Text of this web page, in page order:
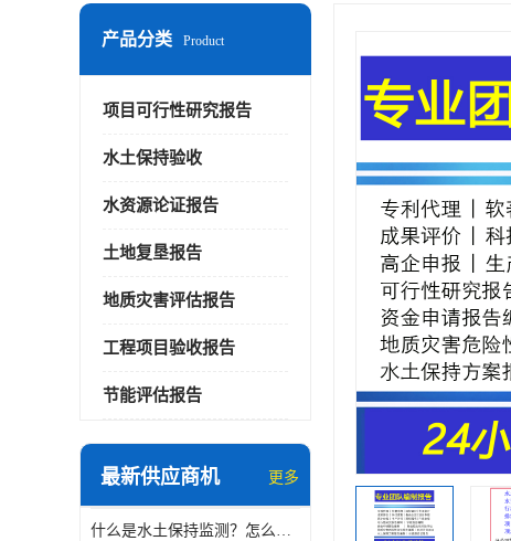
产品分类 Product
项目可行性研究报告
水土保持验收
水资源论证报告
土地复垦报告
地质灾害评估报告
工程项目验收报告
节能评估报告
最新供应商机 更多
什么是水土保持监测？怎么做水土保持监测？